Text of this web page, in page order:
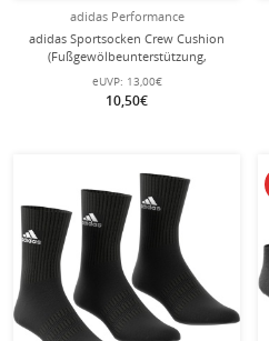
adidas Performance
adidas Sportsocken Crew Cushion
(Fußgewölbeunterstützung,
durchgehend gepolstert) weiss/Logo
bunt - 3 Paar
eUVP: 13,00€
10,50€